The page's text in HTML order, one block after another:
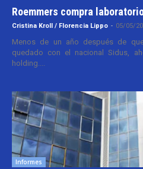
Roemmers compra
Cristina Kroll / Florencia Lippo - 05/05/
Menos de un año después de
quedado con el nacional Sidus,
holding....
Informes